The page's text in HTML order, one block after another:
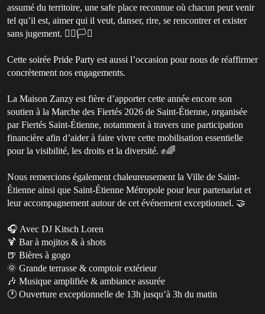
assumé du territoire, une safe place reconnue où chacun peut venir
tel qu’il est, aimer qui il veut, danser, rire, se rencontrer et exister
sans jugement. 🏳️‍🌈🏳️‍⚧️
Cette soirée Pride Party est aussi l’occasion pour nous de réaffirmer
concrètement nos engagements.
La Maison Zanzy est fière d’apporter cette année encore son
soutien à la Marche des Fiertés 2026 de Saint-Étienne, organisée
par Fiertés Saint-Étienne, notamment à travers une participation
financière afin d’aider à faire vivre cette mobilisation essentielle
pour la visibilité, les droits et la diversité. ✊🌈
Nous remercions également chaleureusement la Ville de Saint-
Étienne ainsi que Saint-Étienne Métropole pour leur partenariat et
leur accompagnement autour de cet événement exceptionnel. 🤝
🎧 Avec DJ Kitsch Loren
🍹 Bar à mojitos & à shots
🍺 Bières à gogo
🌞 Grande terrasse & comptoir extérieur
🎶 Musique amplifiée & ambiance assurée
🕐 Ouverture exceptionnelle de 13h jusqu’à 3h du matin